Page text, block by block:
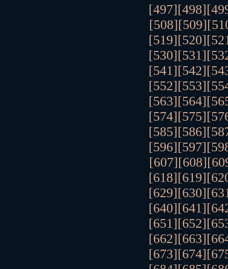
[497][498]
[508][509]
[519][520]
[530][531]
[541][542]
[552][553]
[563][564]
[574][575]
[585][586]
[596][597]
[607][608]
[618][619]
[629][630]
[640][641]
[651][652]
[662][663]
[673][674]